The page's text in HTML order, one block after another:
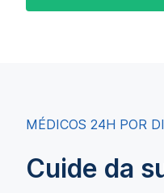
MÉDICOS 24H POR
Cuide da